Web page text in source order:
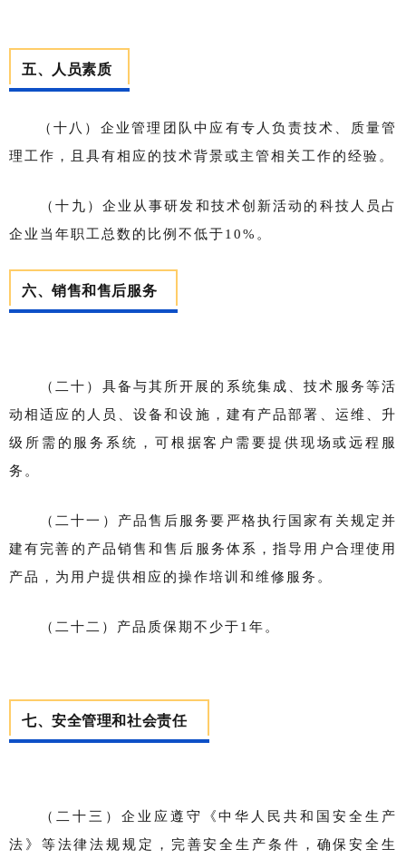
五、人员素质
（十八）企业管理团队中应有专人负责技术、质量管
理工作，且具有相应的技术背景或主管相关工作的经验。
（十九）企业从事研发和技术创新活动的科技人员占
企业当年职工总数的比例不低于10%。
六、销售和售后服务
（二十）具备与其所开展的系统集成、技术服务等活
动相适应的人员、设备和设施，建有产品部署、运维、升
级所需的服务系统，可根据客户需要提供现场或远程服
务。
（二十一）产品售后服务要严格执行国家有关规定并
建有完善的产品销售和售后服务体系，指导用户合理使用
产品，为用户提供相应的操作培训和维修服务。
（二十二）产品质保期不少于1年。
七、安全管理和社会责任
（二十三）企业应遵守《中华人民共和国安全生产
法》等法律法规规定，完善安全生产条件，确保安全生